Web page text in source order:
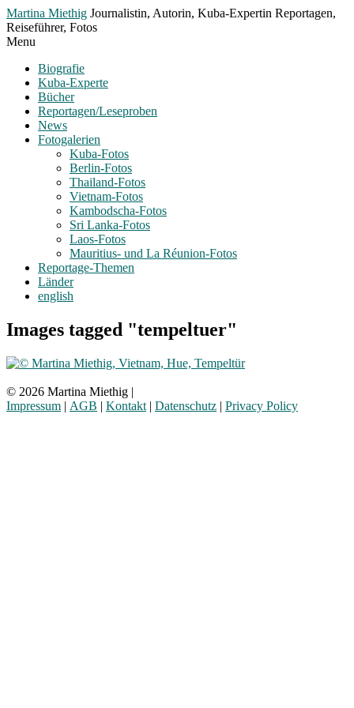
Toggle
Menu
Martina Miethig Journalistin, Autorin, Kuba-Expertin Reportagen,
Reiseführer, Fotos
Menu
Biografie
Kuba-Experte
Bücher
Reportagen/Leseproben
News
Fotogalerien
Kuba-Fotos
Berlin-Fotos
Thailand-Fotos
Vietnam-Fotos
Kambodscha-Fotos
Sri Lanka-Fotos
Laos-Fotos
Mauritius- und La Réunion-Fotos
Reportage-Themen
Länder
english
Images tagged "tempeltuer"
© 2026 Martina Miethig |
Impressum | AGB | Kontakt | Datenschutz | Privacy Policy